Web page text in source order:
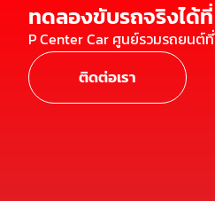
ทดลองขับรถจริงได้
P Center Car ศูนย์รวมรถยน
ติดต่อเรา